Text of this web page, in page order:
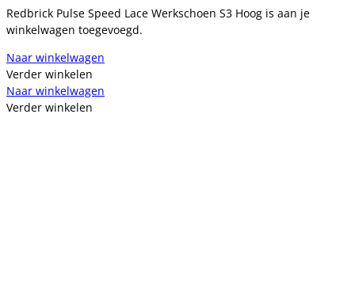
Redbrick Pulse Speed Lace Werkschoen S3 Hoog is aan je
winkelwagen toegevoegd.
Naar winkelwagen
Verder winkelen
Naar winkelwagen
Verder winkelen